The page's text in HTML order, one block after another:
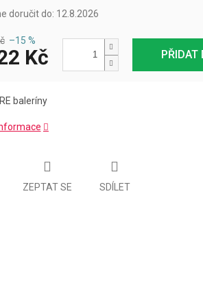
doručit do: 12.8.2026
PŘIDAT
–15 %
Kč
baleríny
ZEPTAT SE SDÍLET